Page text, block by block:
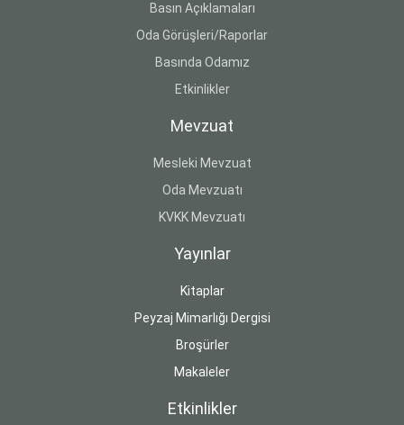
Basın Açıklamaları
Oda Görüşleri/Raporlar
Basında Odamız
Etkinlikler
Mevzuat
Mesleki Mevzuat
Oda Mevzuatı
KVKK Mevzuatı
Yayınlar
Kitaplar
Peyzaj Mimarlığı Dergisi
Broşürler
Makaleler
Etkinlikler